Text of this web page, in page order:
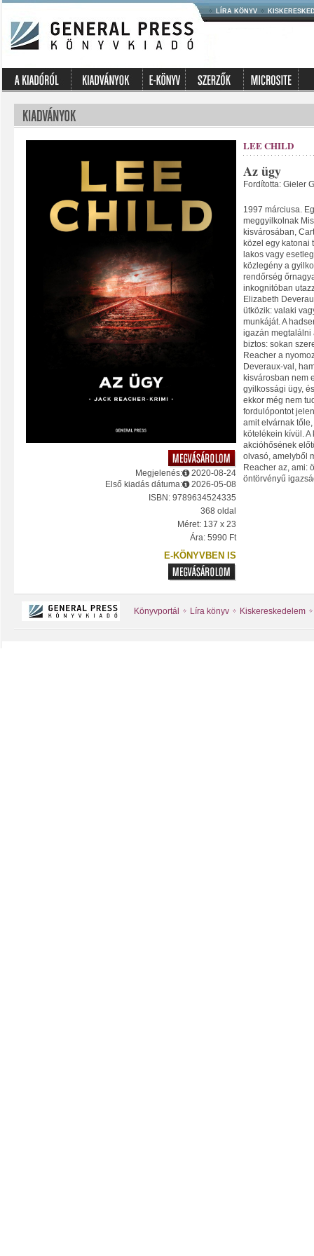
LÍRA KÖNYV
Megjelenés:
2020-08-24
Első kiadás dátuma:
2026-05-08
ISBN: 9789634524335
368 oldal
Méret: 137 x 23
Ára: 5990 Ft
E-KÖNYVBEN IS
LEE CHILD
Az ügy
Fordította: Gieler
1997 márciusa.
meggyilkolnak
kisvárosában,
közel egy katonai
lakos vagy
közlegény a
rendőrség
inkognitóban
Elizabeth
ütközik: valaki
munkáját. A
igazán megtalálni
biztos: sokan
Reacher a
Deveraux-val,
kisvárosban nem
gyilkossági ügy,
ekkor még nem
fordulópontot
amit elvárnak
kötelékein kívül.
akcióhősének
olvasó, amelyből
Reacher az, ami:
öntörvényű
Könyvportál Líra könyv Kiskereskedelem